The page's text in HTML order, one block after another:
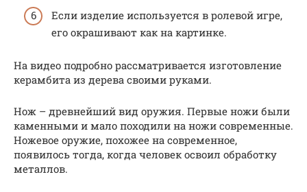
Если изделие используется в ролевой игре,
его окрашивают как на картинке.
На видео подробно рассматривается изготовление
керамбита из дерева своими руками.
Нож – древнейший вид оружия. Первые ножи были
каменными и мало походили на ножи современные.
Ножевое оружие, похожее на современное,
появилось тогда, когда человек освоил обработку
металлов.